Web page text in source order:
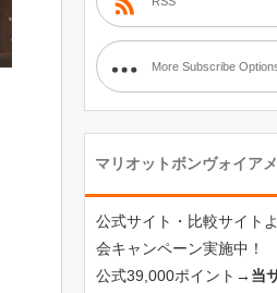
More Subscribe
マリオットボンヴォイア
公式サイト・比較サイト
会キャンペーン実施中！
公式39,000ポイント→ 当